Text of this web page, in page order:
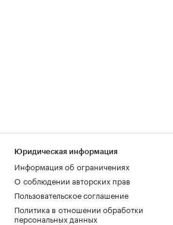
Юридическая информация
Информация об ограничениях
О соблюдении авторских прав
Пользовательское соглашение
Политика в отношении обработки
персональных данных